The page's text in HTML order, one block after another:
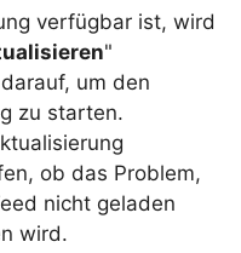
verfügbar ist, wird
"
um den
zu starten.
ob das Problem,
nicht geladen
wird.